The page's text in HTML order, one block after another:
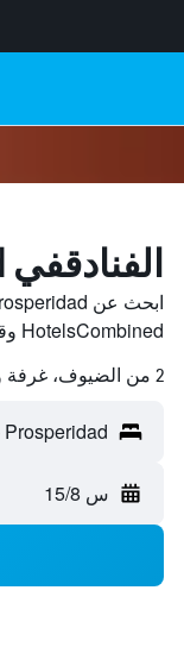
الفنادقفي Prosperidad, مدريد
HotelsCombined وقارن بينها ووفّر.
2 من الضيوف، غرفة واحدة
س 15/8